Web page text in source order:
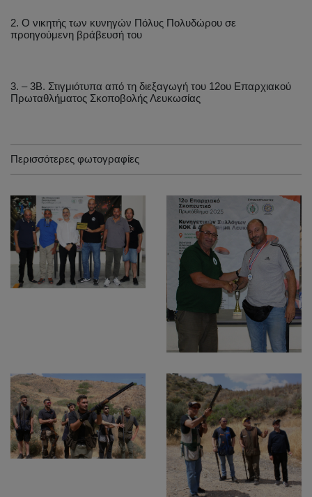
2. Ο νικητής των κυνηγών Πόλυς Πολυδώρου σε
προηγούμενη βράβευσή του
3. – 3Β. Στιγμιότυπα από τη διεξαγωγή του 12ου Επαρχιακού
Πρωταθλήματος Σκοποβολής Λευκωσίας
Περισσότερες φωτογραφίες